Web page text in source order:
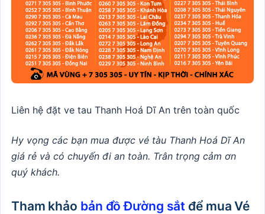
Liên hệ đặt ve tau Thanh Hoá Dĩ An trên toàn quốc
Hy vọng các bạn mua được vé tàu Thanh Hoá Dĩ An
giá rẻ và có chuyến đi an toàn. Trân trọng cảm ơn
quý khách.
Tham khảo bản đồ Đường sắt để mua Vé